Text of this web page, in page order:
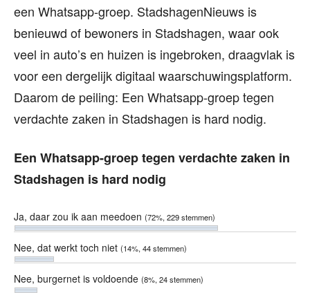
een Whatsapp-groep. StadshagenNieuws is
benieuwd of bewoners in Stadshagen, waar ook
veel in auto’s en huizen is ingebroken, draagvlak is
voor een dergelijk digitaal waarschuwingsplatform.
Daarom de peiling: Een Whatsapp-groep tegen
verdachte zaken in Stadshagen is hard nodig.
Een Whatsapp-groep tegen verdachte zaken in
Stadshagen is hard nodig
Ja, daar zou ik aan meedoen (72%, 229 stemmen)
Nee, dat werkt toch niet (14%, 44 stemmen)
Nee, burgernet is voldoende (8%, 24 stemmen)